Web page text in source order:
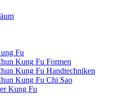
Fu
Kung Fu Formen
Kung Fu Handtechniken
Kung Fu Chi Sao
Kung Fu